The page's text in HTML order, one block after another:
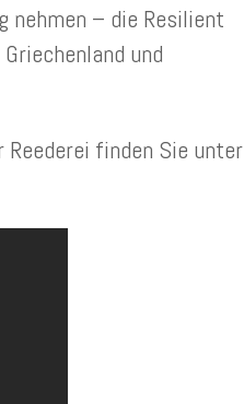
nehmen – die Resilient
und
Reederei finden Sie unter